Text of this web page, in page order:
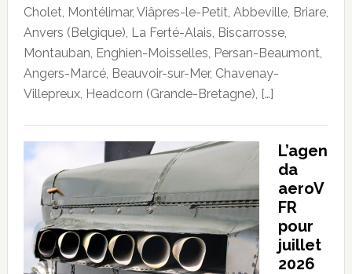
Cholet, Montélimar, Viâpres-le-Petit, Abbeville, Briare,
Anvers (Belgique), La Ferté-Alais, Biscarrosse,
Montauban, Enghien-Moisselles, Persan-Beaumont,
Angers-Marcé, Beauvoir-sur-Mer, Chavenay-
Villepreux, Headcorn (Grande-Bretagne), […]
L’agen
da
aeroV
FR
pour
juillet
2026